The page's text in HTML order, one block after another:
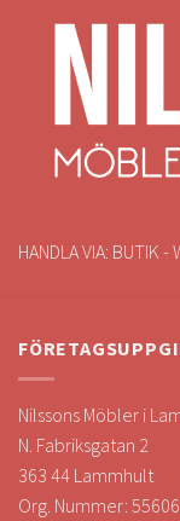
HANDLA VIA: BUTIK -
Nilssons Möbler i
N. Fabriksgatan 2
363 44 Lammhult
Org. Nummer: